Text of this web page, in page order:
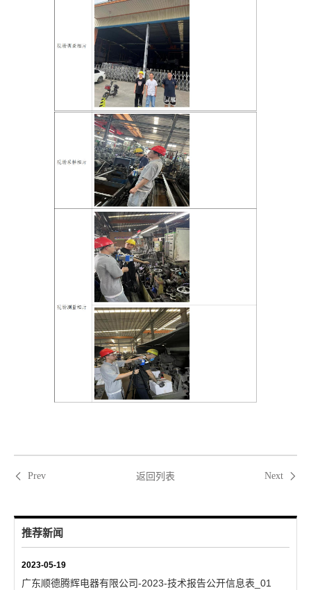
Prev 返回列表 Next
推荐新闻
2023-05-19
广东顺德腾辉电器有限公司-2023-技术报告公开信息表_01